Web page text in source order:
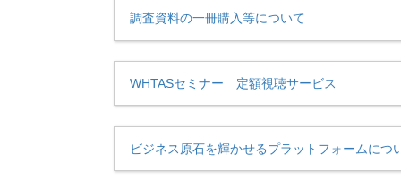
調査資料の一冊購入等について
WHTASセミナー 定額視聴サービス
ビジネス原石を輝かせるプラットフォームにつ